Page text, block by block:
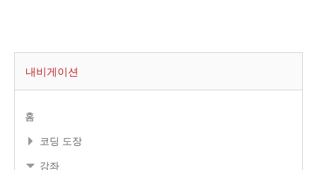
내비게이션
홈
코딩 도장
강좌